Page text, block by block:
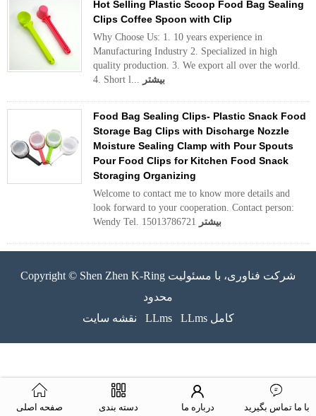
Hot Selling Plastic Scoop Food Bag Sealing
Clips Coffee Spoon with Clip
Why Choose Us: 1. 10 years experience in
Manufacturing Industry 2. Specialized in high
quality production. 3. We export all over the world.
4. Short l... بیشتر
Food Bag Sealing Clips- Plastic Snack Food
Storage Bag Clips with Discharge Nozzle
Moisture Sealing Clamp with Pour Spouts
Pour Food Clips for Kitchen Food Snack
Storaging Organizing
Welcome to contact me to know more details and
look forward to your cooperation. Contact person:
Wendy Tel. 15013786721 بیشتر
Copyright © Shen Zhen K-Ring شرکت فناوری، با مسئولیت
محدود
نقشه سایت
LLms LLms کامل
صفحه اصلی دسته بندی درباره ما با ما تماس بگیرید